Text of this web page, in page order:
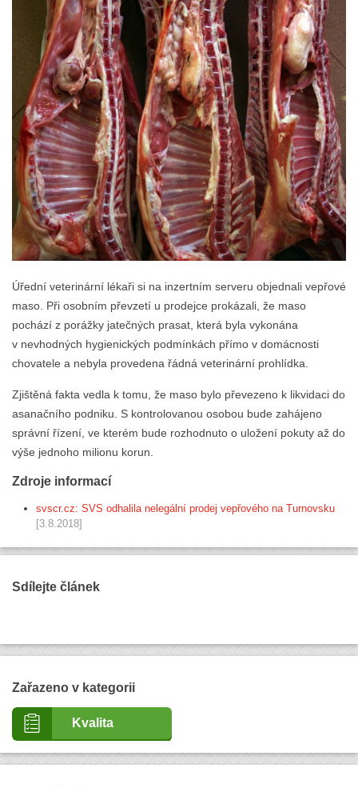
Úřední veterinární lékaři si na inzertním serveru objednali vepřové
maso. Při osobním převzetí u prodejce prokázali, že maso
pochází z porážky jatečných prasat, která byla vykonána
v nevhodných hygienických podmínkách přímo v domácnosti
chovatele a nebyla provedena řádná veterinární prohlídka.
Zjištěná fakta vedla k tomu, že maso bylo převezeno k likvidaci do
asanačního podniku. S kontrolovanou osobou bude zahájeno
správní řízení, ve kterém bude rozhodnuto o uložení pokuty až do
výše jednoho milionu korun.
Zdroje informací
svscr.cz: SVS odhalila nelegální prodej vepřového na Turnovsku
[3.8.2018]
Sdílejte článek
Zařazeno v kategorii
Kvalita